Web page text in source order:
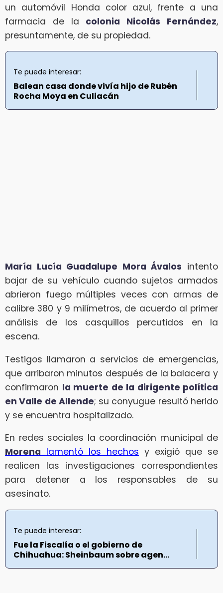
un automóvil Honda color azul, frente a una
farmacia de la colonia Nicolás Fernández,
presuntamente, de su propiedad.
Te puede interesar:
Balean casa donde vivía hijo de Rubén
Rocha Moya en Culiacán
María Lucía Guadalupe Mora Ávalos intento
bajar de su vehículo cuando sujetos armados
abrieron fuego múltiples veces con armas de
calibre 380 y 9 milímetros, de acuerdo al primer
análisis de los casquillos percutidos en la
escena.
Testigos llamaron a servicios de emergencias,
que arribaron minutos después de la balacera y
confirmaron la muerte de la dirigente política
en Valle de Allende; su conyugue resultó herido
y se encuentra hospitalizado.
En redes sociales la coordinación municipal de
Morena lamentó los hechos y exigió que se
realicen las investigaciones correspondientes
para detener a los responsables de su
asesinato.
Te puede interesar:
Fue la Fiscalía o el gobierno de
Chihuahua: Sheinbaum sobre agen...